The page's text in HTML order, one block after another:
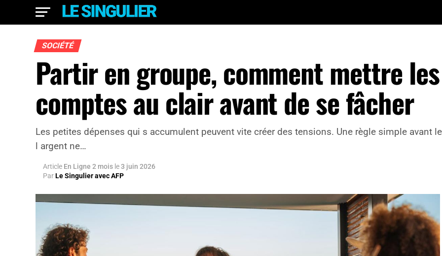
SOCIÉTÉ
Partir en groupe, comment mettre les
comptes au clair avant de se fâcher
Les petites dépenses qui s accumulent peuvent vite créer des tensions. Une règle simple avant
l argent ne…
Article En Ligne 2 mois le3 juin 2026
ParLe Singulier avec AFP